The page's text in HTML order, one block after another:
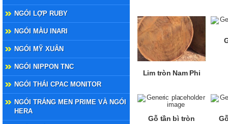
NGÓI LỢP RUBY
NGÓI MÀU INARI
NGÓI MỸ XUÂN
NGÓI NIPPON TNC
NGÓI THÁI CPAC MONITOR
NGÓI TRÁNG MEN PRIME VÀ NGÓI
HERA
Lim tròn Nam Phi
Gỗ tần bì tròn